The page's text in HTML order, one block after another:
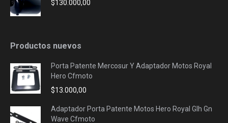
$130.000,00
Productos nuevos
Porta Patente Mercosur Y Adaptador Motos Royal
Hero Cfmoto
$13.000,00
Adaptador Porta Patente Motos Hero Royal Glh Gn
Wave Cfmoto